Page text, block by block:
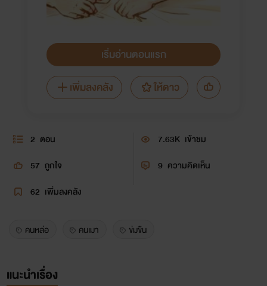
เริ่มอ่านตอนแรก
เพิ่มลงคลัง
ให้ดาว
2 ตอน 7.63K เข้าชม
57 ถูกใจ 9 ความคิดเห็น
62 เพิ่มลงคลัง
คนหล่อ คนเมา ข่มขืน
แนะนำเรื่อง